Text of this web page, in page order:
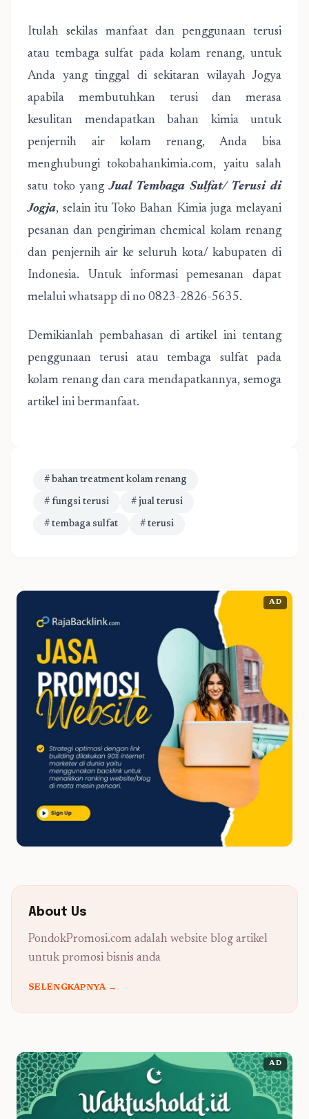
Itulah sekilas manfaat dan penggunaan terusi
atau tembaga sulfat pada kolam renang, untuk
Anda yang tinggal di sekitaran wilayah Jogya
apabila membutuhkan terusi dan merasa
kesulitan mendapatkan bahan kimia untuk
penjernih air kolam renang, Anda bisa
menghubungi tokobahankimia.com, yaitu salah
satu toko yangJual Tembaga Sulfat/ Terusi di
Jogja, selain itu Toko Bahan Kimia juga melayani
pesanan dan pengiriman chemical kolam renang
dan penjernih air ke seluruh kota/ kabupaten di
Indonesia. Untuk informasi pemesanan dapat
melalui whatsapp di no 0823-2826-5635.
Demikianlah pembahasan di artikel ini tentang
penggunaan terusi atau tembaga sulfat pada
kolam renang dan cara mendapatkannya, semoga
artikel ini bermanfaat.
# bahan treatment kolam renang
# fungsi terusi # jual terusi
# tembaga sulfat # terusi
AD
About Us
PondokPromosi.com adalah website blog artikel
untuk promosi bisnis anda
SELENGKAPNYA →
AD